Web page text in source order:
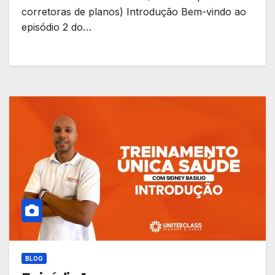
corretoras de planos) Introdução Bem-vindo ao
episódio 2 do…
BLOG